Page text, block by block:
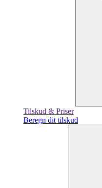
Tilskud & Priser
Beregn dit tilskud